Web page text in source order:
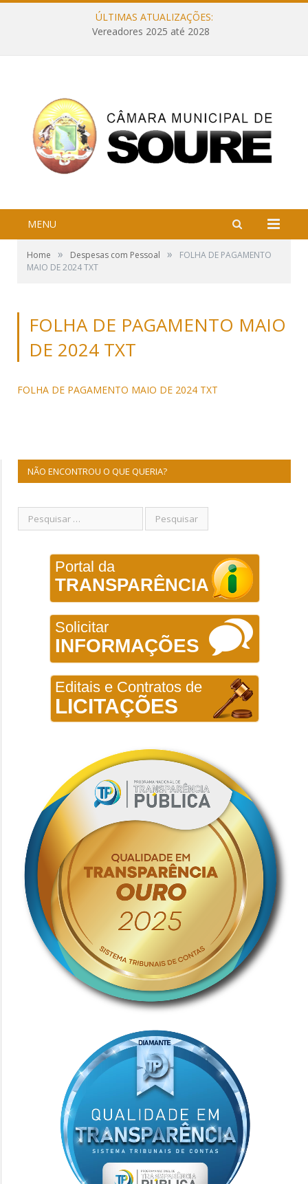
ÚLTIMAS ATUALIZAÇÕES:
Vereadores 2025 até 2028
MENU
Home » Despesas com Pessoal »
FOLHA DE PAGAMENTO
MAIO DE 2024 TXT
FOLHA DE PAGAMENTO MAIO
DE 2024 TXT
FOLHA DE PAGAMENTO MAIO DE 2024 TXT
NÃO ENCONTROU O QUE QUERIA?
Portal da
TRANSPARÊNCIA
Solicitar
INFORMAÇÕES
Editais e Contratos de
LICITAÇÕES